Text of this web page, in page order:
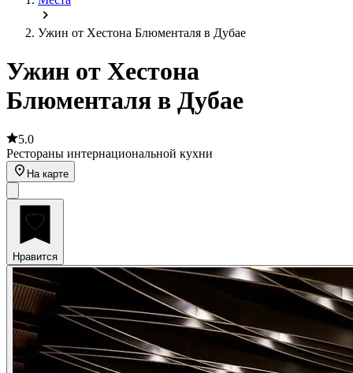
Ужин от Хестона Блюменталя в Дубае
Ужин от Хестона
Блюменталя в Дубае
5.0
Рестораны интернациональной кухни
На карте
Нравится